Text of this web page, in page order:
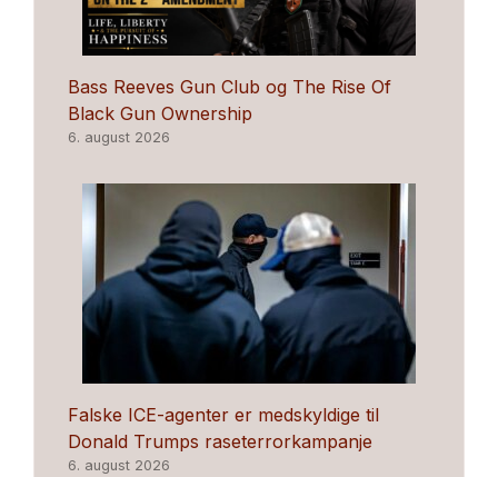
Bass Reeves Gun Club og The Rise Of
Black Gun Ownership
6. august 2026
Falske ICE-agenter er medskyldige til
Donald Trumps raseterrorkampanje
6. august 2026